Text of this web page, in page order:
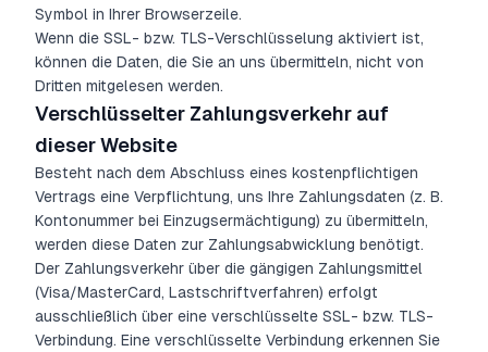
Symbol in Ihrer Browserzeile.
Wenn die SSL- bzw. TLS-Verschlüsselung aktiviert ist,
können die Daten, die Sie an uns übermitteln, nicht von
Dritten mitgelesen werden.
Verschlüsselter Zahlungsverkehr auf
dieser Website
Besteht nach dem Abschluss eines kostenpflichtigen
Vertrags eine Verpflichtung, uns Ihre Zahlungsdaten (z. B.
Kontonummer bei Einzugsermächtigung) zu übermitteln,
werden diese Daten zur Zahlungsabwicklung benötigt.
Der Zahlungsverkehr über die gängigen Zahlungsmittel
(Visa/MasterCard, Lastschriftverfahren) erfolgt
ausschließlich über eine verschlüsselte SSL- bzw. TLS-
Verbindung. Eine verschlüsselte Verbindung erkennen Sie